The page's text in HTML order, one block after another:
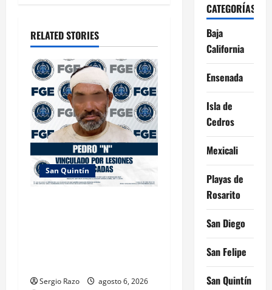
i
o
n
RELATED STORIES
San Quintín
Sergio Razo
agosto 6, 2026
CATEGORÍAS
Baja
California
Ensenada
Isla de
Cedros
Mexicali
Playas de
Rosarito
San Diego
San Felipe
San Quintín